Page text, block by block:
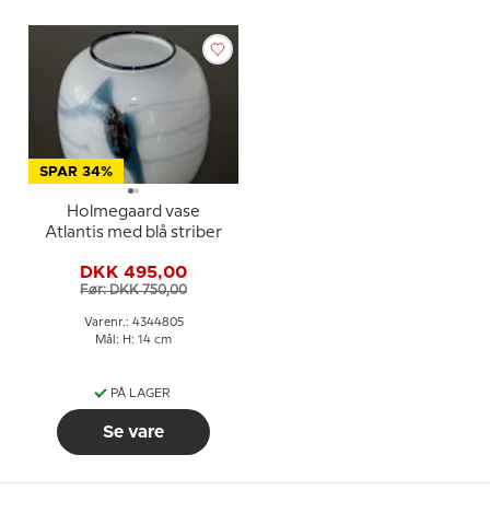
SPAR 34%
Holmegaard vase
Atlantis med blå striber
DKK 495,00
Før: DKK 750,00
Varenr.: 4344805
Mål: H: 14 cm
PÅ LAGER
Se vare